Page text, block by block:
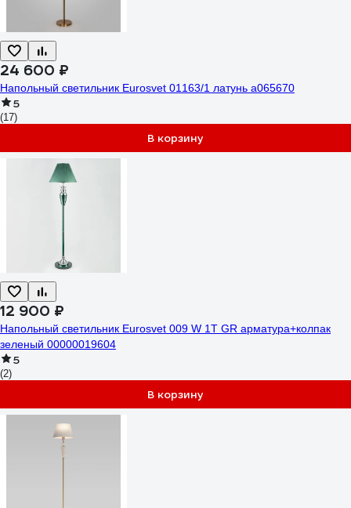
24 600 ₽
Напольный светильник Eurosvet 01163/1 латунь a065670
5
(17)
В корзину
12 900 ₽
Напольный светильник Eurosvet 009 W 1T GR арматура+колпак
зеленый 00000019604
5
(2)
В корзину